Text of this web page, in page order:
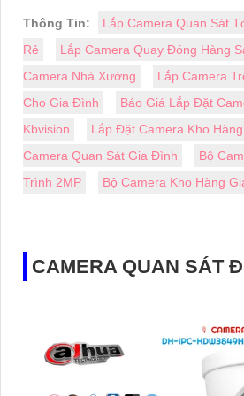
Thông Tin:
Lắp Camera Quan Sát
Rẻ
Lắp Camera Quay Đóng Hàng
Camera Nhà Xưởng
Lắp Camera
Cho Gia Đình
Báo Giá Lắp Đặt
Kbvision
Lắp Đặt Camera Kho
Camera Quan Sát Gia Đình
Bộ
Trình 2MP
Bộ Camera Kho Hàng
CAMERA QUAN SÁT